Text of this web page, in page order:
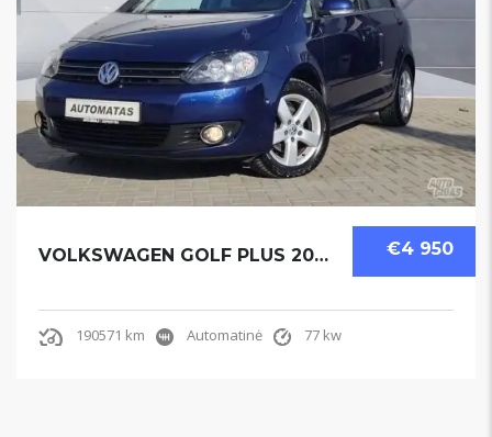
€4 950
VOLKSWAGEN GOLF PLUS 2010
190571 km Automatinė 77 kw